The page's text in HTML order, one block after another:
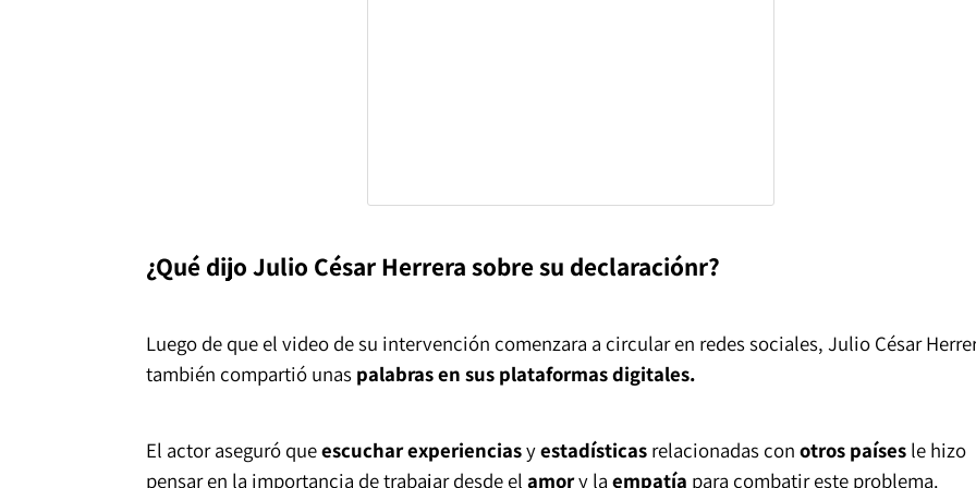
¿Qué dijo Julio César Herrera sobre su declaraciónr?
Luego de que el video de su intervención comenzara a circular en redes sociales, Julio César
también compartió unas palabras en sus plataformas digitales.
El actor aseguró queescuchar experienciasyestadísticasrelacionadas con otros paísesle hizo
pensar en la importancia de trabajar desde el amory la empatía para combatir este problema.